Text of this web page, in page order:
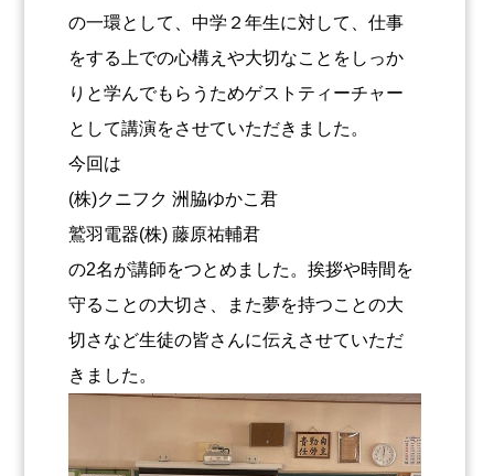
の一環として、中学２年生に対して、仕事
をする上での心構えや大切なことをしっか
りと学んでもらうためゲストティーチャー
として講演をさせていただきました。
今回は
(株)クニフク 洲脇ゆかこ君
鷲羽電器(株) 藤原祐輔君
の2名が講師をつとめました。挨拶や時間を
守ることの大切さ、また夢を持つことの大
切さなど生徒の皆さんに伝えさせていただ
きました。